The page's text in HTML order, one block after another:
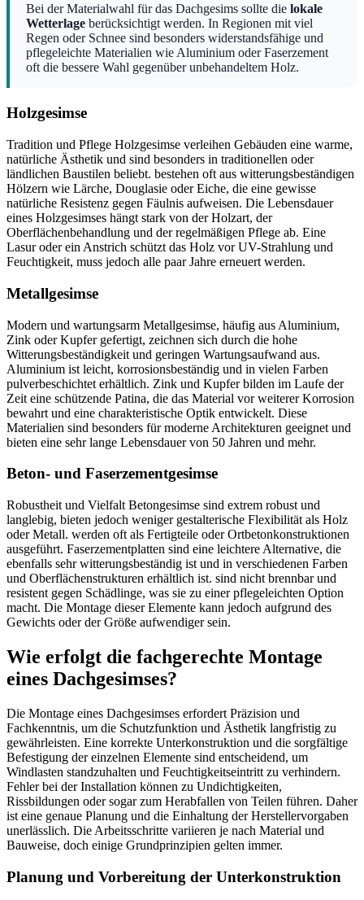
Bei der Materialwahl für das Dachgesims sollte die lokale
Wetterlage berücksichtigt werden. In Regionen mit viel
Regen oder Schnee sind besonders widerstandsfähige und
pflegeleichte Materialien wie Aluminium oder Faserzement
oft die bessere Wahl gegenüber unbehandeltem Holz.
Holzgesimse
Tradition und Pflege Holzgesimse verleihen Gebäuden eine warme,
natürliche Ästhetik und sind besonders in traditionellen oder
ländlichen Baustilen beliebt. bestehen oft aus witterungsbeständigen
Hölzern wie Lärche, Douglasie oder Eiche, die eine gewisse
natürliche Resistenz gegen Fäulnis aufweisen. Die Lebensdauer
eines Holzgesimses hängt stark von der Holzart, der
Oberflächenbehandlung und der regelmäßigen Pflege ab. Eine
Lasur oder ein Anstrich schützt das Holz vor UV-Strahlung und
Feuchtigkeit, muss jedoch alle paar Jahre erneuert werden.
Metallgesimse
Modern und wartungsarm Metallgesimse, häufig aus Aluminium,
Zink oder Kupfer gefertigt, zeichnen sich durch die hohe
Witterungsbeständigkeit und geringen Wartungsaufwand aus.
Aluminium ist leicht, korrosionsbeständig und in vielen Farben
pulverbeschichtet erhältlich. Zink und Kupfer bilden im Laufe der
Zeit eine schützende Patina, die das Material vor weiterer Korrosion
bewahrt und eine charakteristische Optik entwickelt. Diese
Materialien sind besonders für moderne Architekturen geeignet und
bieten eine sehr lange Lebensdauer von 50 Jahren und mehr.
Beton- und Faserzementgesimse
Robustheit und Vielfalt Betongesimse sind extrem robust und
langlebig, bieten jedoch weniger gestalterische Flexibilität als Holz
oder Metall. werden oft als Fertigteile oder Ortbetonkonstruktionen
ausgeführt. Faserzementplatten sind eine leichtere Alternative, die
ebenfalls sehr witterungsbeständig ist und in verschiedenen Farben
und Oberflächenstrukturen erhältlich ist. sind nicht brennbar und
resistent gegen Schädlinge, was sie zu einer pflegeleichten Option
macht. Die Montage dieser Elemente kann jedoch aufgrund des
Gewichts oder der Größe aufwendiger sein.
Wie erfolgt die fachgerechte Montage
eines Dachgesimses?
Die Montage eines Dachgesimses erfordert Präzision und
Fachkenntnis, um die Schutzfunktion und Ästhetik langfristig zu
gewährleisten. Eine korrekte Unterkonstruktion und die sorgfältige
Befestigung der einzelnen Elemente sind entscheidend, um
Windlasten standzuhalten und Feuchtigkeitseintritt zu verhindern.
Fehler bei der Installation können zu Undichtigkeiten,
Rissbildungen oder sogar zum Herabfallen von Teilen führen. Daher
ist eine genaue Planung und die Einhaltung der Herstellervorgaben
unerlässlich. Die Arbeitsschritte variieren je nach Material und
Bauweise, doch einige Grundprinzipien gelten immer.
Planung und Vorbereitung der Unterkonstruktion